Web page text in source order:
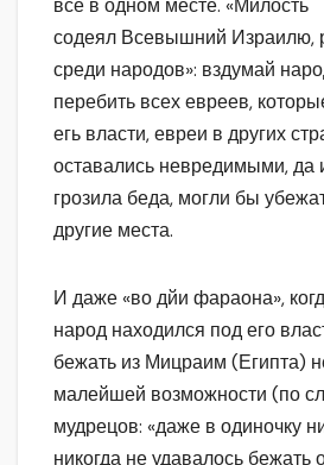
все в одном месте. «Милость
содеял Всевышний Израилю,
среди народов»: вздумай
перебить всех евреев,
егь власти, евреи в других
оставались невредимыми, да
грозила беда, могли бы
другие места.
И даже «во дйи фараона»,
народ находился под его
бежать из Мицраим (Египта)
малейшей возможности (по
мудрецов: «даже в одиночку
никогда не удавалось бежать